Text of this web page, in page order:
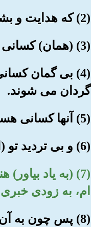
(2) که هدایت و بشارت برای مؤمنان است.
(3) (همان) کسانی که نماز را بر پا می دارند، و زکات را ادا می کنند، و آنان به آخرت یقین دارند.
(4) بی گمان
گردان می شوند.
(5) آنها کسانی هستند که عذاب بد (و درد ناک) برای شان است،و آنها در آخرت زیانکارترینند.
(6) و بی تردید تو (این) قرآن را از سوی (خداوند) حکیم دانا دریافت می داری.
(7) (به یاد
ام، به زودی
(8) پس چون به